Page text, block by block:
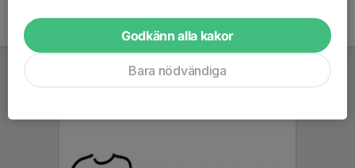
Godkänn alla kakor
Bara nödvändiga